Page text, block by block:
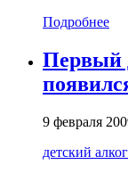
Подробнее
Первый
9 февраля
детский